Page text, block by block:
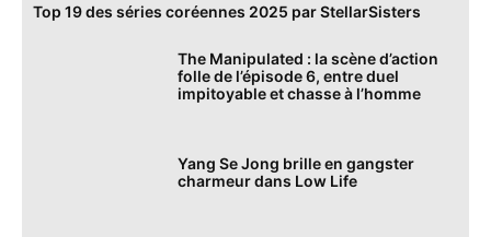
Top 19 des séries coréennes 2025 par StellarSisters
The Manipulated : la scène d’action
folle de l’épisode 6, entre duel
impitoyable et chasse à l’homme
Yang Se Jong brille en gangster
charmeur dans Low Life